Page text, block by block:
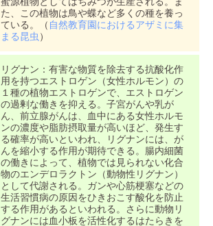
た、この植物は鳥や蝶など多くの種を養っ
ている。（ 自然教育園におけるアザミに集
まる昆虫 ）
リグナン：有害な物質を除去する抗酸化作
用を持つエストロゲン（女性ホルモン）の
１種の植物エストロゲンで、エストロゲン
の過剰な働きを抑える。子宮がんや乳が
ん、前立腺がんは、血中にある女性ホルモ
ンの濃度や脂肪摂取量が高いほど、発生す
る確率が高いといわれ、リグナンには、が
んを縮小する作用が期待できる。腸内細菌
の働きによって、植物では見られない化合
物のエンデロラクトン（動物性リグナン）
として代謝される。ガンや心筋梗塞などの
生活習慣病の原因をひきおこす酸化を防止
する作用があるといわれる。さらに動物リ
グナンには血小板を活性化するはたらきを